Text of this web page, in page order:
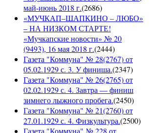
май-июнь 2018 г.(2686)
«МУЧКАП–ШАПКИНО – ЛЮБО»
– НА НИЗКОМ СТАРТЕ!
«Мучкапские новости» № 20
(9493), 16 мая 2018 г.(2444)
Газета "Коммуна" № 28(2767) от
05.02.1929 с. 3. У финиша.(2347)
Газета "Коммуна" № 26(2765) от
02.02.1929 с. 4. Завтра — финиш
зимнего лыжного пробега.(2450)
Газета "Коммуна" № 21(2760) от
27.01.1929 с. 4. Физкультура.(2500)